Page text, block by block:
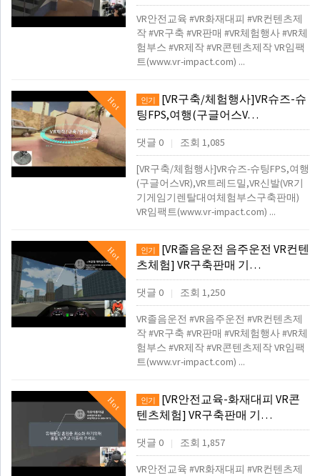
VR안전교육 #VR화재대피 #VR컨텐츠제
작 #VR구축 #VR판매 #VR체험행사 #VR체
험부스 #VR제작 #VR콘텐츠제작 VR임팩
트(www.vr-impact.com) ...
Hot 인기
[VR구축/체험행사]VR슈즈-슈
팅FPS,여행(구글어스V…
댓글 0 조회 1,085
[VR구축/체험행사]VR슈즈-슈팅FPS,여행
(구글어스VR),VR트레드밀,VR신발(VR기
기게임기렌탈대여체험부스구축판매)
VR임팩트(www.vr-impact.com) ...
Hot 인기
[VR졸음운전 음주운전 VR컨텐
츠체험] VR구축판매 기…
댓글 0 조회 1,250
VR졸음운전 #VR음주운전 #VR컨텐츠제
작 #VR구축 #VR판매 #VR체험행사 #VR체
험부스 #VR제작 #VR콘텐츠제작 VR임팩
트(www.vr-impact.com) ...
Hot 인기
[VR안전교육-화재대피 VR콘
텐츠체험] VR구축판매 기…
댓글 0 조회 1,857
VR안전교육 #VR화재대피 #VR컨텐츠제